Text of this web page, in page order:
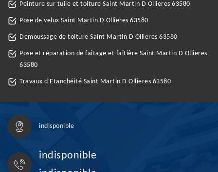
Peinture sur tuile et toiture Saint Martin D Ollieres 63580
Pose de velux Saint Martin D Ollieres 63580
Demoussage de toiture Saint Martin D Ollieres 63580
Pose et réparation de faîtage et faîtière Saint Martin D Ollieres
63580
Travaux d'Etanchéité Saint Martin D Ollieres 63580
indisponible
indisponible